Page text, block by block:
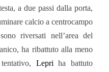
a due passi dalla porta,
calcio a centrocampo
riversati nell’area del
ha ribattuto alla meno
Lepri ha battuto